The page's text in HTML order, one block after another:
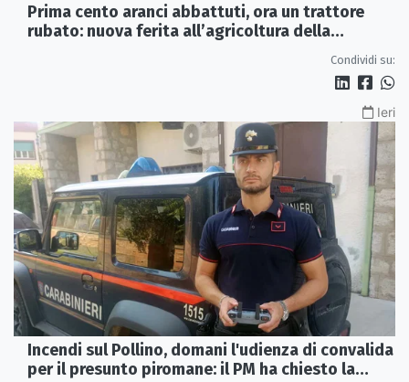
Prima cento aranci abbattuti, ora un trattore
rubato: nuova ferita all’agricoltura della
Condividi su:
Ieri
Incendi sul Pollino, domani l'udienza di convalida
per il presunto piromane: il PM ha chiesto la